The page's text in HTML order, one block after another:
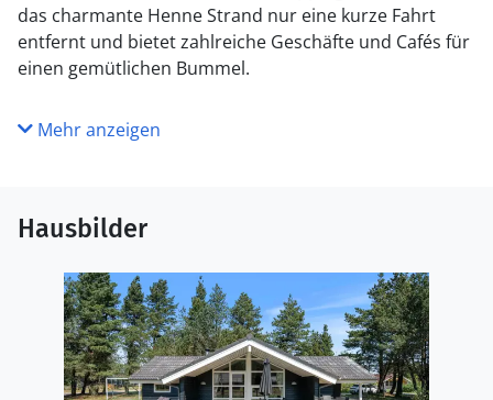
das charmante Henne Strand nur eine kurze Fahrt
entfernt und bietet zahlreiche Geschäfte und Cafés für
einen gemütlichen Bummel.
Mehr anzeigen
Hausbilder